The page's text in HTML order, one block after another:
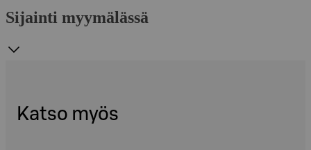
Sijainti myymälässä
Katso myös